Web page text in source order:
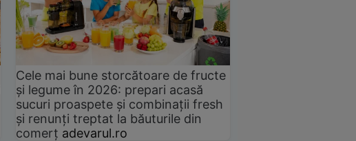
Cele mai bune storcătoare de fructe
și legume în 2026: prepari acasă
sucuri proaspete și combinații fresh
și renunți treptat la băuturile din
comerț adevarul.ro